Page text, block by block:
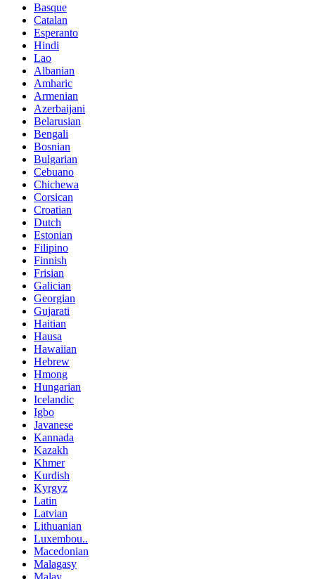
Basque
Catalan
Esperanto
Hindi
Lao
Albanian
Amharic
Armenian
Azerbaijani
Belarusian
Bengali
Bosnian
Bulgarian
Cebuano
Chichewa
Corsican
Croatian
Dutch
Estonian
Filipino
Finnish
Frisian
Galician
Georgian
Gujarati
Haitian
Hausa
Hawaiian
Hebrew
Hmong
Hungarian
Icelandic
Igbo
Javanese
Kannada
Kazakh
Khmer
Kurdish
Kyrgyz
Latin
Latvian
Lithuanian
Luxembou..
Macedonian
Malagasy